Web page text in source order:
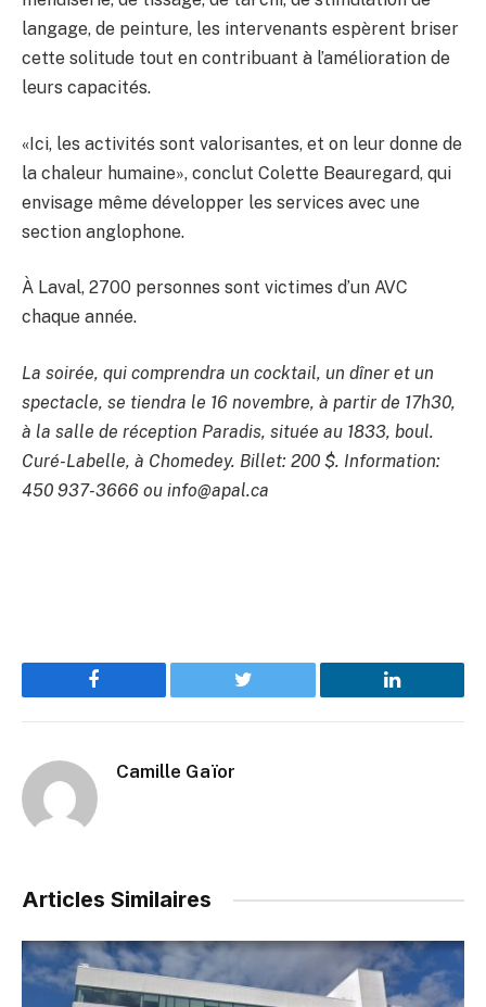
langage, de peinture, les intervenants espèrent briser
cette solitude tout en contribuant à l’amélioration de
leurs capacités.
«Ici, les activités sont valorisantes, et on leur donne de
la chaleur humaine», conclut Colette Beauregard, qui
envisage même développer les services avec une
section anglophone.
À Laval, 2700 personnes sont victimes d’un AVC
chaque année.
La soirée, qui comprendra un cocktail, un dîner et un
spectacle, se tiendra le 16 novembre, à partir de 17h30,
à la salle de réception Paradis, située au 1833, boul.
Curé-Labelle, à Chomedey. Billet: 200 $. Information:
450 937-3666 ou info@apal.ca
Facebook Twitter LinkedIn
Camille Gaïor
Articles Similaires